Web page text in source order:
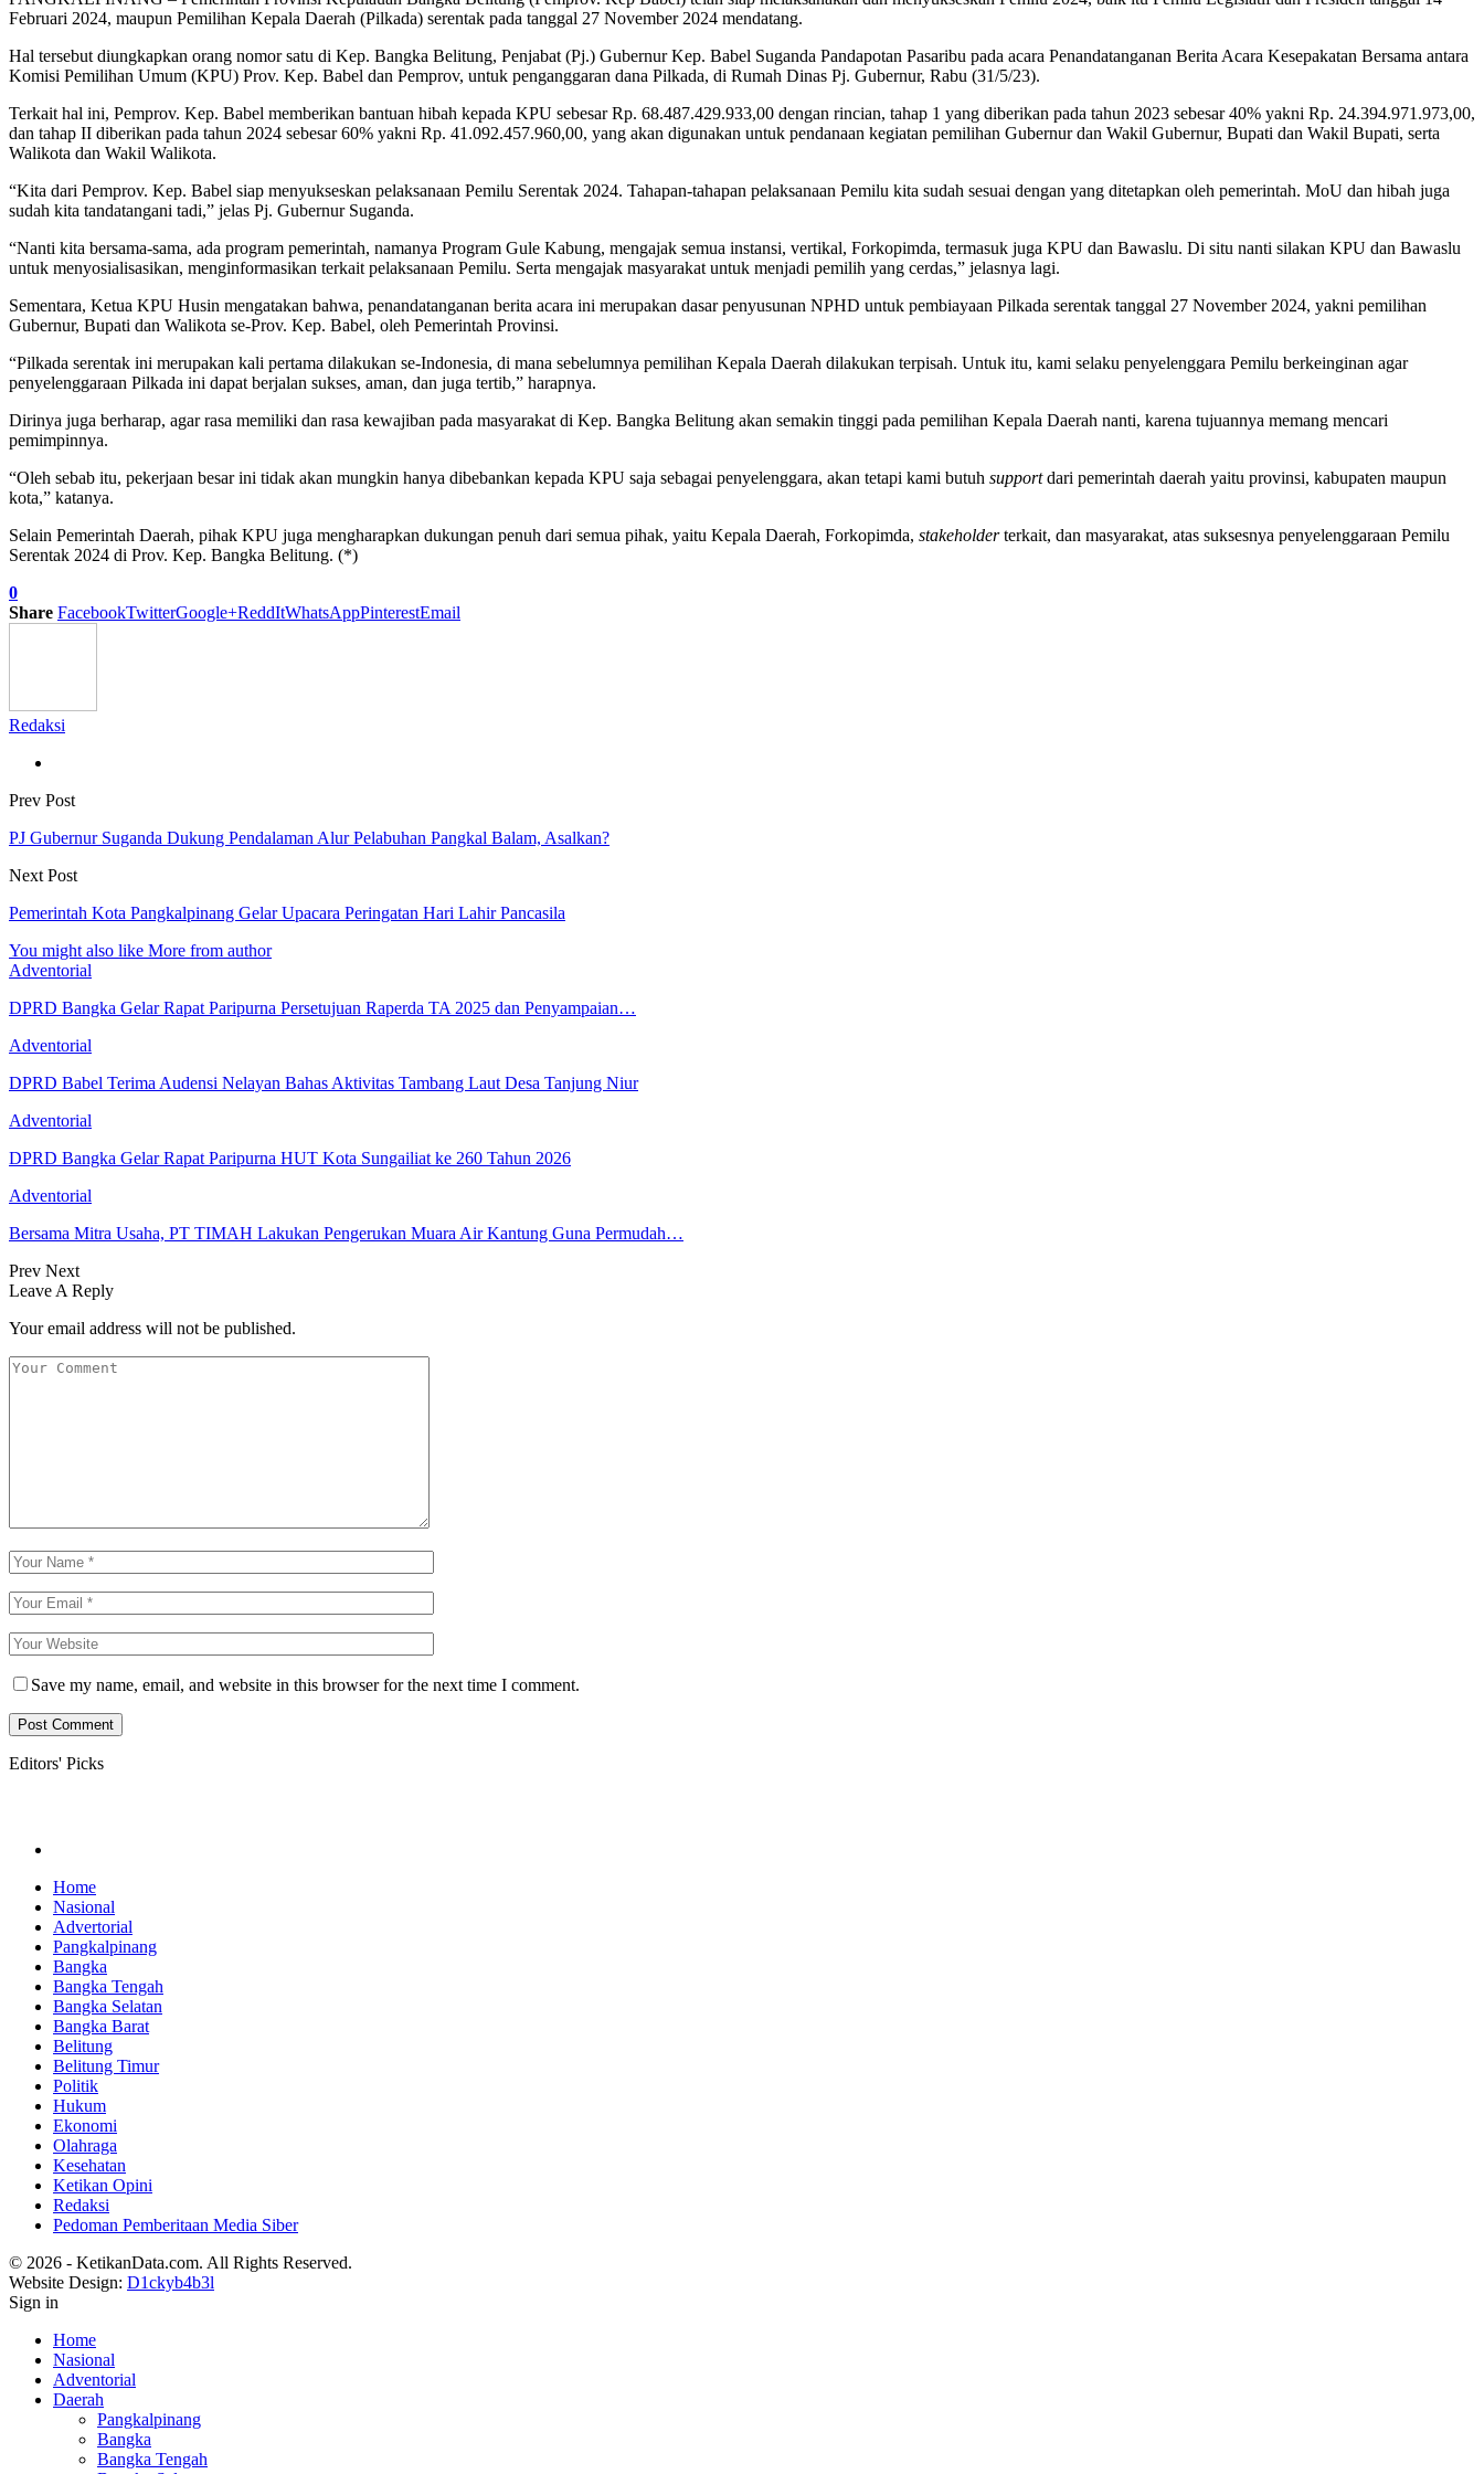
Februari 2024, maupun Pemilihan Kepala Daerah (Pilkada) serentak pada tanggal 27 November 2024 mendatang.
Hal tersebut diungkapkan orang nomor satu di Kep. Bangka Belitung, Penjabat (Pj.) Gubernur Kep. Babel Suganda Pandapotan Pasaribu pada acara Penandatanganan Berita Acara Kesepakatan Bersama antara
Komisi Pemilihan Umum (KPU) Prov. Kep. Babel dan Pemprov, untuk penganggaran dana Pilkada, di Rumah Dinas Pj. Gubernur, Rabu (31/5/23).
Terkait hal ini, Pemprov. Kep. Babel memberikan bantuan hibah kepada KPU sebesar Rp. 68.487.429.933,00 dengan rincian, tahap 1 yang diberikan pada tahun 2023 sebesar 40% yakni Rp. 24.394.971.973,00,
dan tahap II diberikan pada tahun 2024 sebesar 60% yakni Rp. 41.092.457.960,00, yang akan digunakan untuk pendanaan kegiatan pemilihan Gubernur dan Wakil Gubernur, Bupati dan Wakil Bupati, serta
Walikota dan Wakil Walikota.
“Kita dari Pemprov. Kep. Babel siap menyukseskan pelaksanaan Pemilu Serentak 2024. Tahapan-tahapan pelaksanaan Pemilu kita sudah sesuai dengan yang ditetapkan oleh pemerintah. MoU dan hibah juga
sudah kita tandatangani tadi,” jelas Pj. Gubernur Suganda.
“Nanti kita bersama-sama, ada program pemerintah, namanya Program Gule Kabung, mengajak semua instansi, vertikal, Forkopimda, termasuk juga KPU dan Bawaslu. Di situ nanti silakan KPU dan Bawaslu
untuk menyosialisasikan, menginformasikan terkait pelaksanaan Pemilu. Serta mengajak masyarakat untuk menjadi pemilih yang cerdas,” jelasnya lagi.
Sementara, Ketua KPU Husin mengatakan bahwa, penandatanganan berita acara ini merupakan dasar penyusunan NPHD untuk pembiayaan Pilkada serentak tanggal 27 November 2024, yakni pemilihan
Gubernur, Bupati dan Walikota se-Prov. Kep. Babel, oleh Pemerintah Provinsi.
“Pilkada serentak ini merupakan kali pertama dilakukan se-Indonesia, di mana sebelumnya pemilihan Kepala Daerah dilakukan terpisah. Untuk itu, kami selaku penyelenggara Pemilu berkeinginan agar
penyelenggaraan Pilkada ini dapat berjalan sukses, aman, dan juga tertib,” harapnya.
Dirinya juga berharap, agar rasa memiliki dan rasa kewajiban pada masyarakat di Kep. Bangka Belitung akan semakin tinggi pada pemilihan Kepala Daerah nanti, karena tujuannya memang mencari
pemimpinnya.
“Oleh sebab itu, pekerjaan besar ini tidak akan mungkin hanya dibebankan kepada KPU saja sebagai penyelenggara, akan tetapi kami butuh supportdari pemerintah daerah yaitu provinsi, kabupaten maupun
kota,” katanya.
Selain Pemerintah Daerah, pihak KPU juga mengharapkan dukungan penuh dari semua pihak, yaitu Kepala Daerah, Forkopimda, stakeholderterkait, dan masyarakat, atas suksesnya penyelenggaraan Pemilu
Serentak 2024 di Prov. Kep. Bangka Belitung. (*)
0
Share FacebookTwitterGoogle+ReddItWhatsAppPinterestEmail
Redaksi
Prev Post
PJ Gubernur Suganda Dukung Pendalaman Alur Pelabuhan Pangkal Balam, Asalkan?
Next Post
Pemerintah Kota Pangkalpinang Gelar Upacara Peringatan Hari Lahir Pancasila
You might also like More from author
Adventorial
DPRD Bangka Gelar Rapat Paripurna Persetujuan Raperda TA 2025 dan Penyampaian…
Adventorial
DPRD Babel Terima Audensi Nelayan Bahas Aktivitas Tambang Laut Desa Tanjung Niur
Adventorial
DPRD Bangka Gelar Rapat Paripurna HUT Kota Sungailiat ke 260 Tahun 2026
Adventorial
Bersama Mitra Usaha, PT TIMAH Lakukan Pengerukan Muara Air Kantung Guna Permudah…
Prev Next
Leave A Reply
Your email address will not be published.
Save my name, email, and website in this browser for the next time I comment.
Editors' Picks
Home
Nasional
Advertorial
Pangkalpinang
Bangka
Bangka Tengah
Bangka Selatan
Bangka Barat
Belitung
Belitung Timur
Politik
Hukum
Ekonomi
Olahraga
Kesehatan
Ketikan Opini
Redaksi
Pedoman Pemberitaan Media Siber
© 2026 - KetikanData.com. All Rights Reserved.
Website Design: D1ckyb4b3l
Sign in
Home
Nasional
Adventorial
Daerah
Pangkalpinang
Bangka
Bangka Tengah